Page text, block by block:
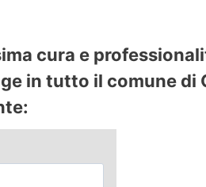
cura e
in tutto il comune di